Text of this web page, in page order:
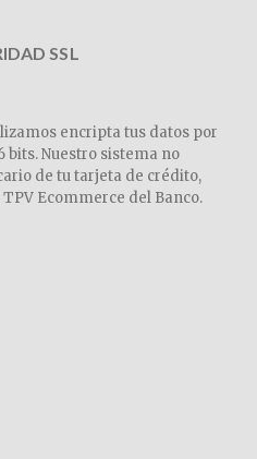
SSL
encripta tus datos por
bits. Nuestro sistema no
de tu tarjeta de crédito,
Ecommerce del Banco.